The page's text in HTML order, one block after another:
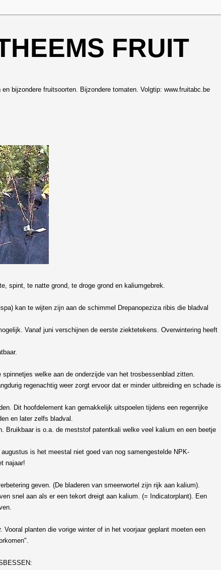
FRUIT
bijzondere fruitsoorten. Bijzondere tomaten. Volgtip: www.fruitabc.be
spint, te natte grond, te droge grond en kaliumgebrek.
kan te wijten zijn aan de schimmel Drepanopeziza ribis die bladval
Vanaf juni verschijnen de eerste ziektetekens. Overwintering heeft
welke aan de onderzijde van het trosbessenblad zitten.
regenachtig weer zorgt ervoor dat er minder uitbreiding en schade is.
Dit hoofdelement kan gemakkelijk uitspoelen tijdens een regenrijke
en later zelfs bladval.
is o.a. de meststof patentkali welke veel kalium en een beetje
is het meestal niet goed van nog samengestelde NPK-
najaar!
geven. (De bladeren van smeerwortel zijn rijk aan kalium).
snel aan als er een tekort dreigt aan kalium. (= Indicatorplant). Een
planten die vorige winter of in het voorjaar geplant moeten een